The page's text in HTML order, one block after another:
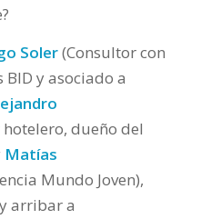
Soler(Consultor con
y asociado a
dueño del
Matías
Mundo Joven),
arribar a